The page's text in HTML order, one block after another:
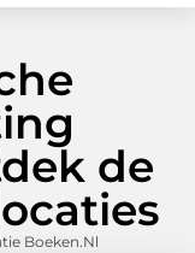
de
Boeken.nl